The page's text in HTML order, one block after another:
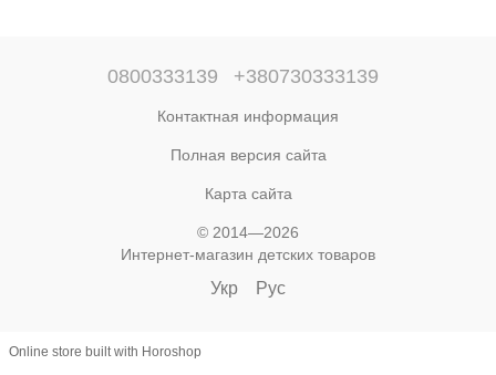
0800333139 +380730333139
Контактная информация
Полная версия сайта
Карта сайта
© 2014—2026
Интернет-магазин детских товаров
Укр Рус
Online store built with Horoshop